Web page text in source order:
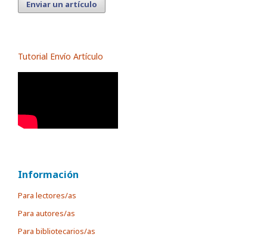
Enviar un artículo
Tutorial Envío Artículo
Información
Para lectores/as
Para autores/as
Para bibliotecarios/as